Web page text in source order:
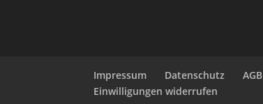
Impressum Datenschutz AGB
Einwilligungen widerrufen